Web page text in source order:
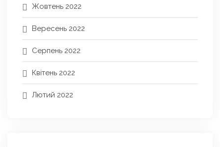
Жовтень 2022
Вересень 2022
Серпень 2022
Квітень 2022
Лютий 2022